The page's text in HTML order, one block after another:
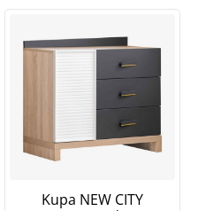
Kupa NEW CITY